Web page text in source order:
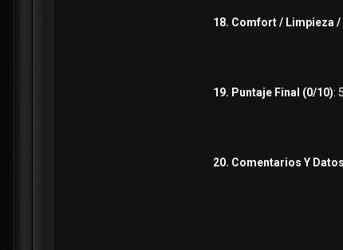
18. Comfort / Limpieza
19. Puntaje Final (0/10):
20. Comentarios Y